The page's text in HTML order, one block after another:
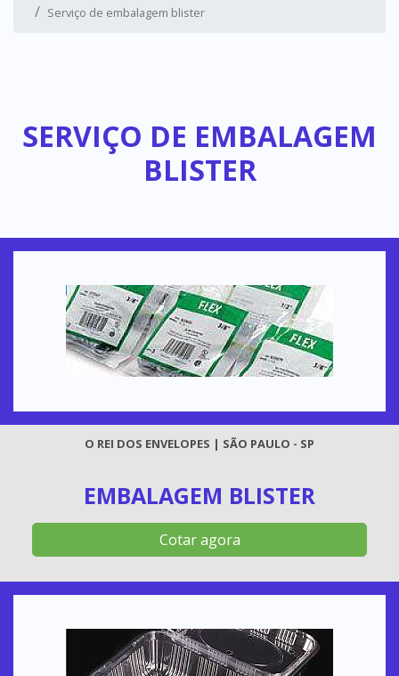
Serviço de embalagem blister
SERVIÇO DE EMBALAGEM
BLISTER
O REI DOS ENVELOPES | SÃO PAULO - SP
EMBALAGEM BLISTER
Cotar agora